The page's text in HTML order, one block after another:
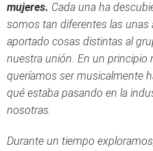
mujeres. Cada una ha
somos tan diferentes las
aportado cosas distintas al
nuestra unión. En un principio
queríamos ser musicalmente
qué estaba pasando en la
nosotras.
Durante un tiempo